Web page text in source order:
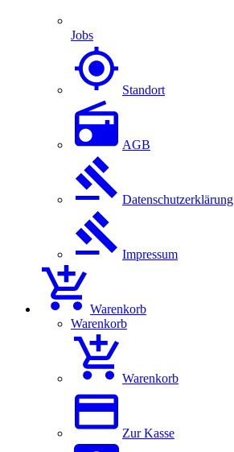
Jobs
Standort
AGB
Datenschutzerklärung
Impressum
Warenkorb
Warenkorb
Warenkorb
Zur Kasse